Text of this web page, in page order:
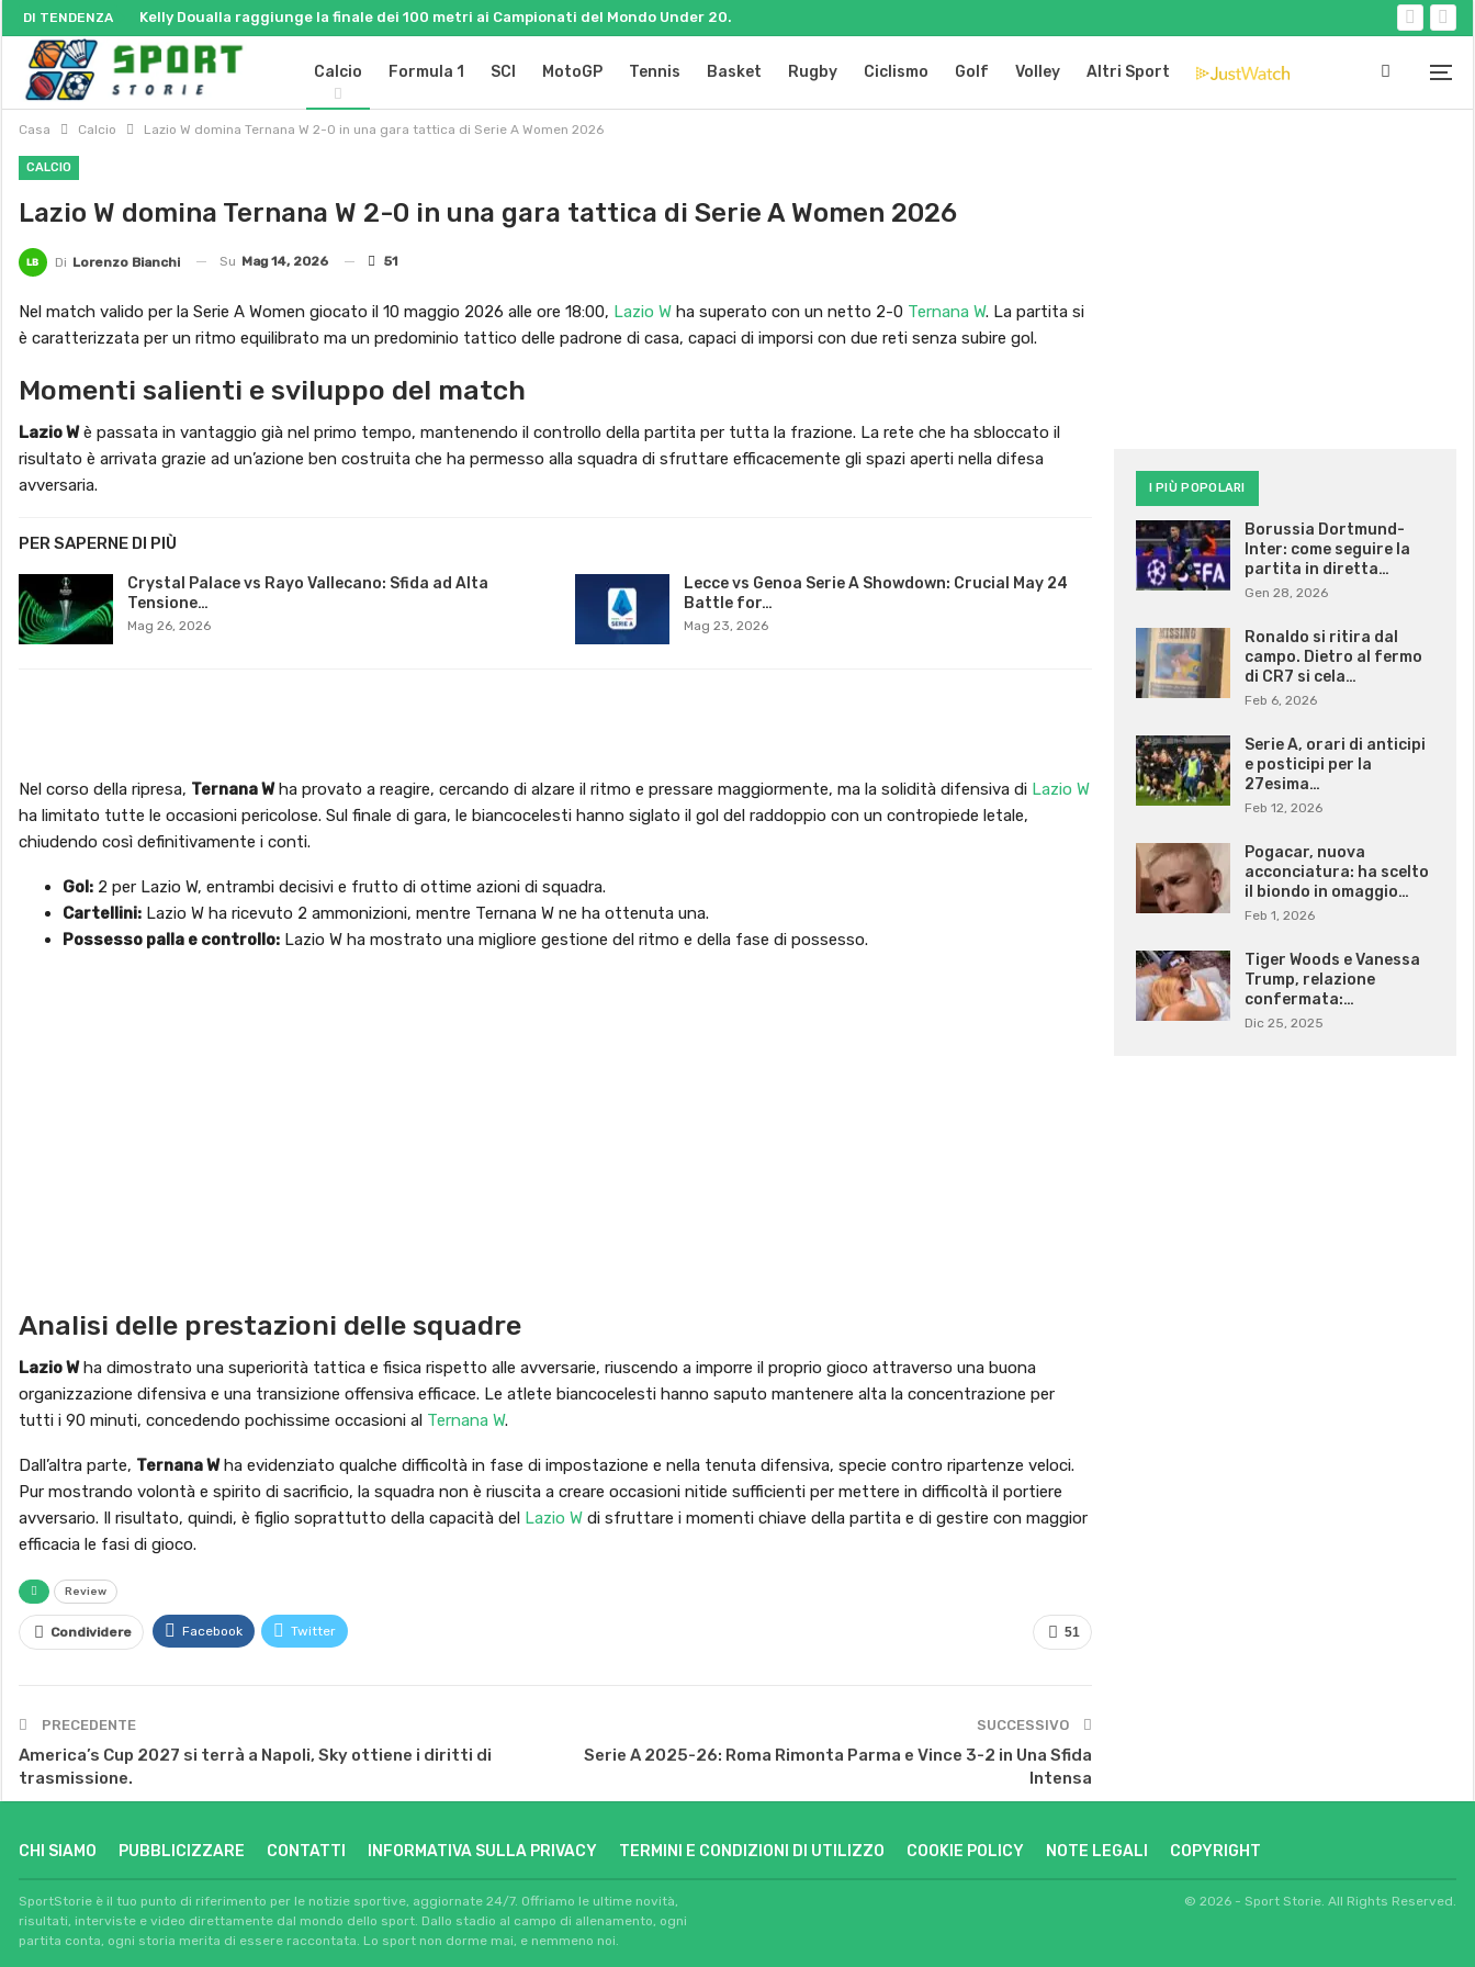
DI TENDENZA Kelly Doualla raggiunge la finale dei 100 metri ai Campionati del Mondo Under 20.
Calcio Formula 1 SCI MotoGP Tennis Basket Rugby Ciclismo Golf Volley Altri Sport
Casa Calcio Lazio W domina Ternana W 2-0 in una gara tattica di Serie A Women 2026
CALCIO
Lazio W domina Ternana W 2-0 in una gara tattica di Serie A Women 2026
Di Lorenzo Bianchi Su Mag 14, 2026 51
Nel match valido per la Serie A Women giocato il 10 maggio 2026 alle ore 18:00, Lazio W ha superato con un netto 2-0 Ternana W. La partita si
è caratterizzata per un ritmo equilibrato ma un predominio tattico delle padrone di casa, capaci di imporsi con due reti senza subire gol.
Momenti salienti e sviluppo del match
Lazio Wè passata in vantaggio già nel primo tempo, mantenendo il controllo della partita per tutta la frazione. La rete che ha sbloccato il
risultato è arrivata grazie ad un’azione ben costruita che ha permesso alla squadra di sfruttare efficacemente gli spazi aperti nella difesa
avversaria.
PER SAPERNE DI PIÙ
Crystal Palace vs Rayo Vallecano: Sfida ad Alta
Tensione…
Mag 26, 2026
Lecce vs Genoa Serie A Showdown: Crucial May 24
Battle for…
Mag 23, 2026
Nel corso della ripresa, Ternana Wha provato a reagire, cercando di alzare il ritmo e pressare maggiormente, ma la solidità difensiva di Lazio W
ha limitato tutte le occasioni pericolose. Sul finale di gara, le biancocelesti hanno siglato il gol del raddoppio con un contropiede letale,
chiudendo così definitivamente i conti.
Gol: 2 per Lazio W, entrambi decisivi e frutto di ottime azioni di squadra.
Cartellini: Lazio W ha ricevuto 2 ammonizioni, mentre Ternana W ne ha ottenuta una.
Possesso palla e controllo: Lazio W ha mostrato una migliore gestione del ritmo e della fase di possesso.
Analisi delle prestazioni delle squadre
Lazio Wha dimostrato una superiorità tattica e fisica rispetto alle avversarie, riuscendo a imporre il proprio gioco attraverso una buona
organizzazione difensiva e una transizione offensiva efficace. Le atlete biancocelesti hanno saputo mantenere alta la concentrazione per
tutti i 90 minuti, concedendo pochissime occasioni al Ternana W.
Dall’altra parte, Ternana Wha evidenziato qualche difficoltà in fase di impostazione e nella tenuta difensiva, specie contro ripartenze veloci.
Pur mostrando volontà e spirito di sacrificio, la squadra non è riuscita a creare occasioni nitide sufficienti per mettere in difficoltà il portiere
avversario. Il risultato, quindi, è figlio soprattutto della capacità del Lazio W di sfruttare i momenti chiave della partita e di gestire con maggior
efficacia le fasi di gioco.
Review
51
Condividere Facebook Twitter
PRECEDENTE
America’s Cup 2027 si terrà a Napoli, Sky ottiene i diritti di
trasmissione.
SUCCESSIVO
Serie A 2025-26: Roma Rimonta Parma e Vince 3-2 in Una Sfida
Intensa
I PIÙ POPOLARI
Borussia Dortmund-
Inter: come seguire la
partita in diretta…
Gen 28, 2026
Ronaldo si ritira dal
campo. Dietro al fermo
di CR7 si cela…
Feb 6, 2026
Serie A, orari di anticipi
e posticipi per la
27esima…
Feb 12, 2026
Pogacar, nuova
acconciatura: ha scelto
il biondo in omaggio…
Feb 1, 2026
Tiger Woods e Vanessa
Trump, relazione
confermata:…
Dic 25, 2025
CHI SIAMO PUBBLICIZZARE CONTATTI INFORMATIVA SULLA PRIVACY TERMINI E CONDIZIONI DI UTILIZZO COOKIE POLICY NOTE LEGALI COPYRIGHT
SportStorie è il tuo punto di riferimento per le notizie sportive, aggiornate 24/7. Offriamo le ultime novità,
risultati, interviste e video direttamente dal mondo dello sport. Dallo stadio al campo di allenamento, ogni
partita conta, ogni storia merita di essere raccontata. Lo sport non dorme mai, e nemmeno noi.
© 2026 - Sport Storie. All Rights Reserved.